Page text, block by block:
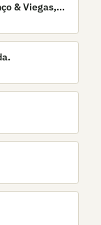
& Viegas,